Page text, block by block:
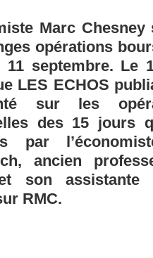
Marc
opérations
septembre. Le
LES ECHOS
sur les
des 15 jours
par
ancien
son
RMC.